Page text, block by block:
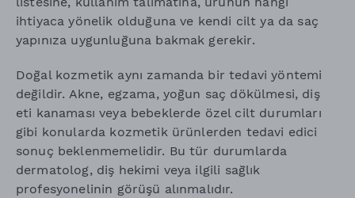
ihtiyaca yönelik olduğuna ve kendi cilt ya da saç
yapınıza uygunluğuna bakmak gerekir.
Doğal kozmetik aynı zamanda bir tedavi yöntemi
değildir. Akne, egzama, yoğun saç dökülmesi, diş
eti kanaması veya bebeklerde özel cilt durumları
gibi konularda kozmetik ürünlerden tedavi edici
sonuç beklenmemelidir. Bu tür durumlarda
dermatolog, diş hekimi veya ilgili sağlık
profesyonelinin görüşü alınmalıdır.